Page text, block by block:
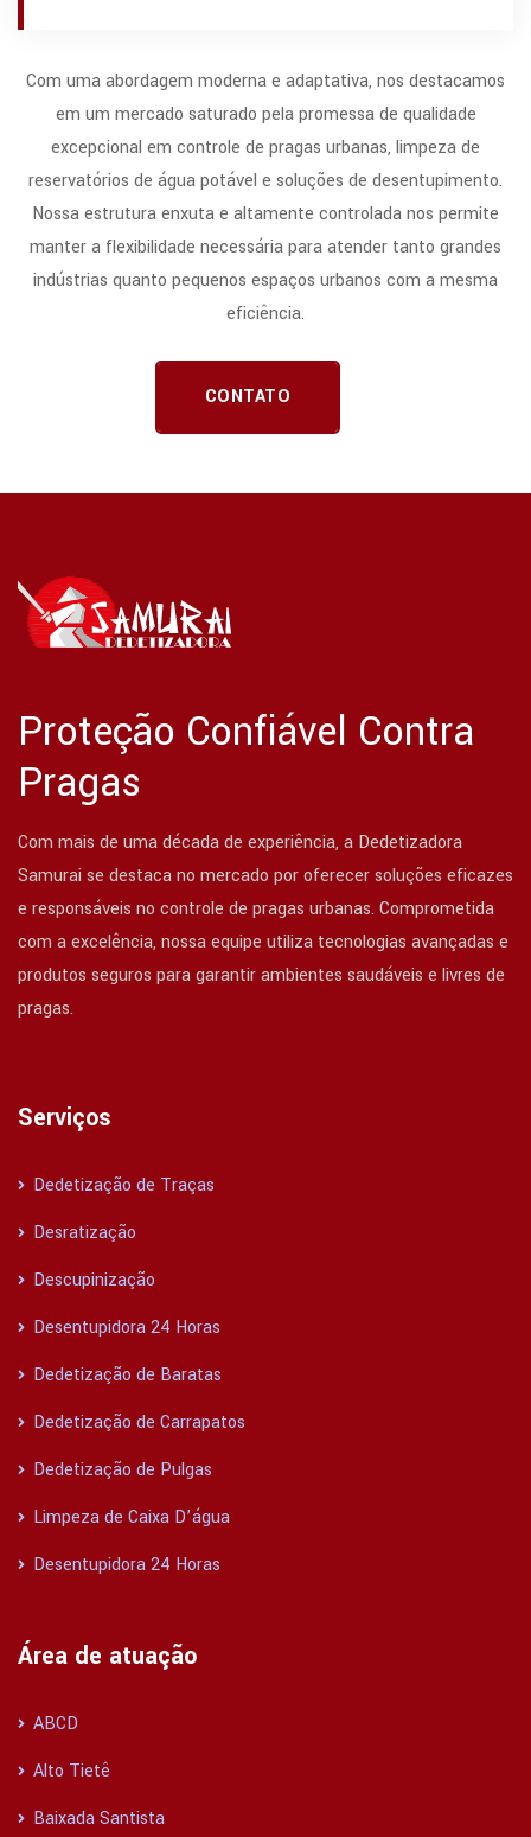
Com uma abordagem moderna e adaptativa, nos destacamos
em um mercado saturado pela promessa de qualidade
excepcional em controle de pragas urbanas, limpeza de
reservatórios de água potável e soluções de desentupimento.
Nossa estrutura enxuta e altamente controlada nos permite
manter a flexibilidade necessária para atender tanto grandes
indústrias quanto pequenos espaços urbanos com a mesma
eficiência.
CONTATO
Proteção Confiável Contra
Pragas
Com mais de uma década de experiência, a Dedetizadora
Samurai se destaca no mercado por oferecer soluções eficazes
e responsáveis no controle de pragas urbanas. Comprometida
com a excelência, nossa equipe utiliza tecnologias avançadas e
produtos seguros para garantir ambientes saudáveis e livres de
pragas.
Serviços
Dedetização de Traças
Desratização
Descupinização
Desentupidora 24 Horas
Dedetização de Baratas
Dedetização de Carrapatos
Dedetização de Pulgas
Limpeza de Caixa D’água
Desentupidora 24 Horas
Área de atuação
ABCD
Alto Tietê
Baixada Santista